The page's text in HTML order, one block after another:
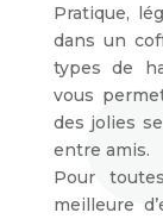
Pratique,
dans un
types de
vous
des jolies
entre amis.
Pour
meilleure